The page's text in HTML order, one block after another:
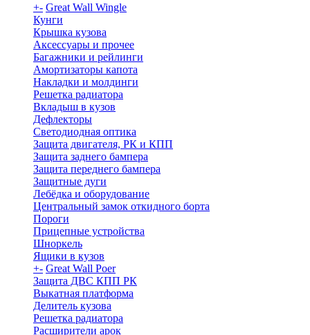
+- Great Wall Wingle
Кунги
Крышка кузова
Аксессуары и прочее
Багажники и рейлинги
Амортизаторы капота
Накладки и молдинги
Решетка радиатора
Вкладыш в кузов
Дефлекторы
Светодиодная оптика
Защита двигателя, РК и КПП
Защита заднего бампера
Защита переднего бампера
Защитные дуги
Лебёдка и оборудование
Центральный замок откидного борта
Пороги
Прицепные устройства
Шноркель
Ящики в кузов
+- Great Wall Poer
Защита ДВС КПП РК
Выкатная платформа
Делитель кузова
Решетка радиатора
Расширители арок